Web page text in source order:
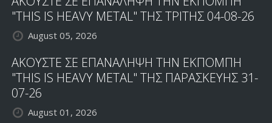
"THIS IS HEAVY METAL" ΤΗΣ ΤΡΙΤΗΣ 04-08-26
August 05, 2026
ΑΚΟΥΣΤΕ ΣΕ ΕΠΑΝΑΛΗΨΗ ΤΗΝ ΕΚΠΟΜΠΗ
"THIS IS HEAVY METAL" ΤΗΣ ΠΑΡΑΣΚΕΥΗΣ 31-
07-26
August 01, 2026